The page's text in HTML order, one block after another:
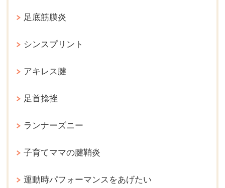
足底筋膜炎
シンスプリント
アキレス腱
足首捻挫
ランナーズニー
子育てママの腱鞘炎
運動時パフォーマンスをあげたい